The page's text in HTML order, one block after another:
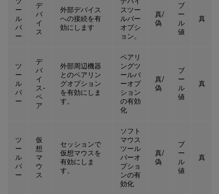
ー
ル
バ
ー
デ
バ
イ
ス
外部デバイス
への接続を有
効にします
スツー
ルバー
オプシ
ョン。
真/
偽
ブ
ー
ル
値
真
ツ
ー
ル
バ
ー
デ
バ
イ
ス-
ペ
ア
外部周辺機器
とのペアリン
グオプション
を有効にしま
す。
ペアリ
ングツ
ールバ
ーオプ
ション
の有効
化
真/
偽
ブ
ー
ル
値
真
ツ
ー
ル
バ
ー
仮
想
マ
ウ
ス
セッションで
仮想マウスを
有効にしま
す。
ソフト
マウス
ツール
バーオ
プショ
ンの有
効化
真/
偽
ブ
ー
ル
値
真